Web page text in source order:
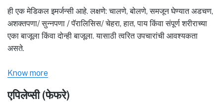
ही एक मेडिकल इमर्जन्सी आहे. लक्षणे: चालणे, बोलणे, समजून घेण्यात अडचण,
अशक्तपणा/ सुन्नपणा / पॅरालिसिस/ चेहरा, हात, पाय किंवा संपूर्ण शरीराच्या
एका बाजूला किंवा दोन्ही बाजूला. यासाठी त्वरित उपचारांची आवश्यकता
असते.
Know more
एपिलेप्सी (फेफरे)